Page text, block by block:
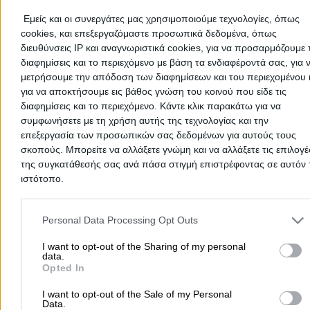
Εμείς και οι συνεργάτες μας χρησιμοποιούμε τεχνολογίες, όπως
cookies, και επεξεργαζόμαστε προσωπικά δεδομένα, όπως
διευθύνσεις IP και αναγνωριστικά cookies, για να προσαρμόζουμε
διαφημίσεις και το περιεχόμενο με βάση τα ενδιαφέροντά σας, για
μετρήσουμε την απόδοση των διαφημίσεων και του περιεχομένου
για να αποκτήσουμε εις βάθος γνώση του κοινού που είδε τις
διαφημίσεις και το περιεχόμενο. Κάντε κλικ παρακάτω για να
συμφωνήσετε με τη χρήση αυτής της τεχνολογίας και την
επεξεργασία των προσωπικών σας δεδομένων για αυτούς τους
σκοπούς. Μπορείτε να αλλάξετε γνώμη και να αλλάξετε τις
της συγκατάθεσής σας ανά πάσα στιγμή επιστρέφοντας σε αυτόν
ιστότοπο.
Please note that this website/app uses one or more Google
and may gather and store information including but not limited to
to Google and its third-party tags to use your data for below
purposes in below Google consent section.
Personal Data Processing Opt Outs
I want to opt-out of the Sharing of my personal
data.
Opted In
I want to opt-out of the Sale of my Personal
Data.
Διάκου Αθανάσιου 18, Καστοριά
Τηλέφωνο:2467027204
Στοιχεία αναζήτησης:Παθολόγοι , Καστοριά
Ζαρομυτίδης Ιωάννης Η.
Ειδικός Παθολόγος
Παθολόγοι
Γράμμου 45, Καστοριά
Τηλέφωνο:2467083726
Στοιχεία αναζήτησης:Παθολόγοι , Καστοριά